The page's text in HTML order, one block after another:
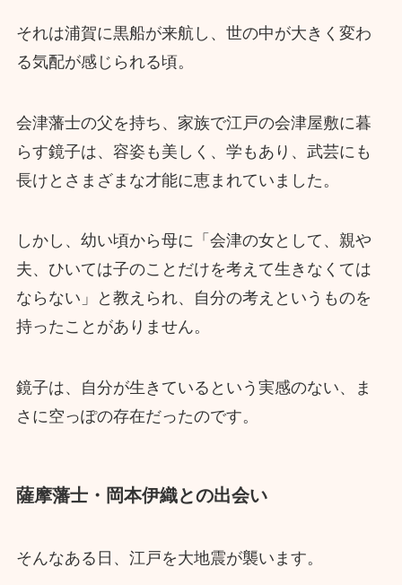
それは浦賀に黒船が来航し、世の中が大きく変わ
る気配が感じられる頃。
会津藩士の父を持ち、家族で江戸の会津屋敷に暮
らす鏡子は、容姿も美しく、学もあり、武芸にも
長けとさまざまな才能に恵まれていました。
しかし、幼い頃から母に「会津の女として、親や
夫、ひいては子のことだけを考えて生きなくては
ならない」と教えられ、自分の考えというものを
持ったことがありません。
鏡子は、自分が生きているという実感のない、ま
さに空っぽの存在だったのです。
薩摩藩士・岡本伊織との出会い
そんなある日、江戸を大地震が襲います。